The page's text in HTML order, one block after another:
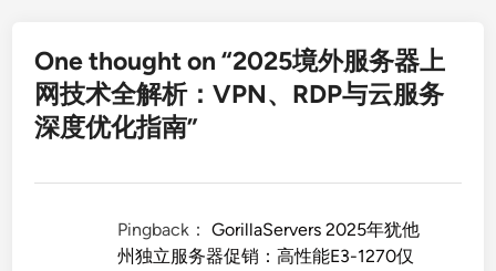
One thought on “2025境外服务器上
网技术全解析：VPN、RDP与云服务
深度优化指南”
Pingback：GorillaServers 2025年犹他
州独立服务器促销：高性能E3-1270仅